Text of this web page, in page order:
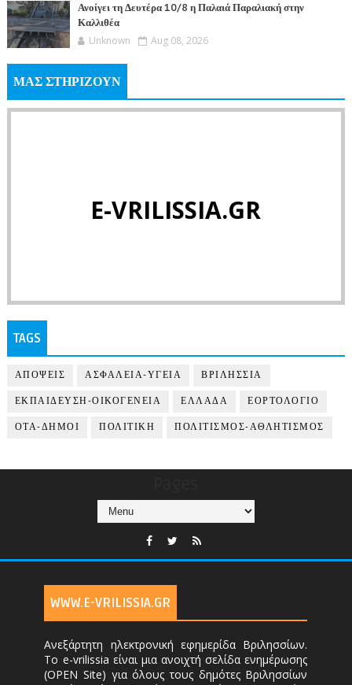
Ανοίγει τη Δευτέρα 10/8 η Παλαιά Παραλιακή στην
Καλλιθέα
Unknown Aug 08, 2026
ΜΑΣ ΣΤΗΡΙΖΟΥΝ
E-VRILISSIA.GR
TAGS
ΑΠΟΨΕΙΣ ΑΣΦΑΛΕΙΑ-ΥΓΕΙΑ ΒΡΙΛΗΣΣΙΑ
ΕΚΠΑΙΔΕΥΣΗ-ΟΙΚΟΓΕΝΕΙΑ ΕΛΛΑΔΑ ΕΟΡΤΟΛΟΓΙΟ
ΟΤΑ-ΔΗΜΟΙ ΠΟΛΙΤΙΚΗ ΠΟΛΙΤΙΣΜΟΣ-ΑΘΛΗΤΙΣΜΟΣ
WWW.E-VRILISSIA.GR
Ανεξάρτητη ηλεκτρονική εφημερίδα Βριλησσίων.
Το e-vrilissia είναι μια ανοιχτή σελίδα ενημέρωσης
(OPEN Site) για όλους τους δημότες Βριλησσίων